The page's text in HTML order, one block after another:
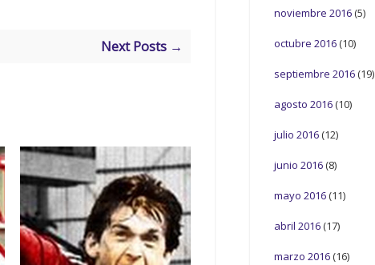
Next Posts →
noviembre 2016 (5)
octubre 2016 (10)
septiembre 2016 (19)
agosto 2016 (10)
julio 2016 (12)
junio 2016 (8)
mayo 2016 (11)
abril 2016 (17)
marzo 2016 (16)